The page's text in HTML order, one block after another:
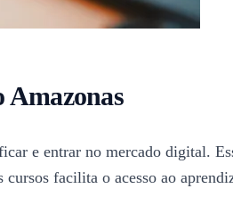
Amazonas
e entrar no mercado digital.
facilita o acesso ao